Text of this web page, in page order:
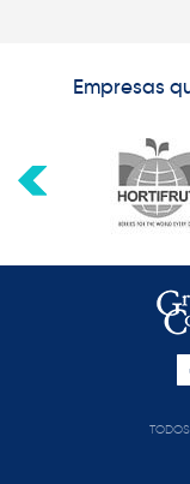
Empresas